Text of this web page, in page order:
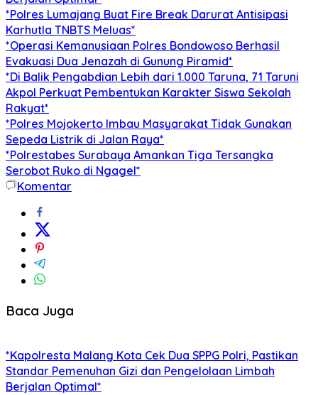
*Polres Lumajang Buat Fire Break Darurat Antisipasi
Karhutla TNBTS Meluas*
*Operasi Kemanusiaan Polres Bondowoso Berhasil
Evakuasi Dua Jenazah di Gunung Piramid*
*Di Balik Pengabdian Lebih dari 1.000 Taruna, 71 Taruni
Akpol Perkuat Pembentukan Karakter Siswa Sekolah
Rakyat*
*Polres Mojokerto Imbau Masyarakat Tidak Gunakan
Sepeda Listrik di Jalan Raya*
*Polrestabes Surabaya Amankan Tiga Tersangka
Serobot Ruko di Ngagel*
Komentar
Baca Juga
*Kapolresta Malang Kota Cek Dua SPPG Polri, Pastikan
Standar Pemenuhan Gizi dan Pengelolaan Limbah
Berjalan Optimal*